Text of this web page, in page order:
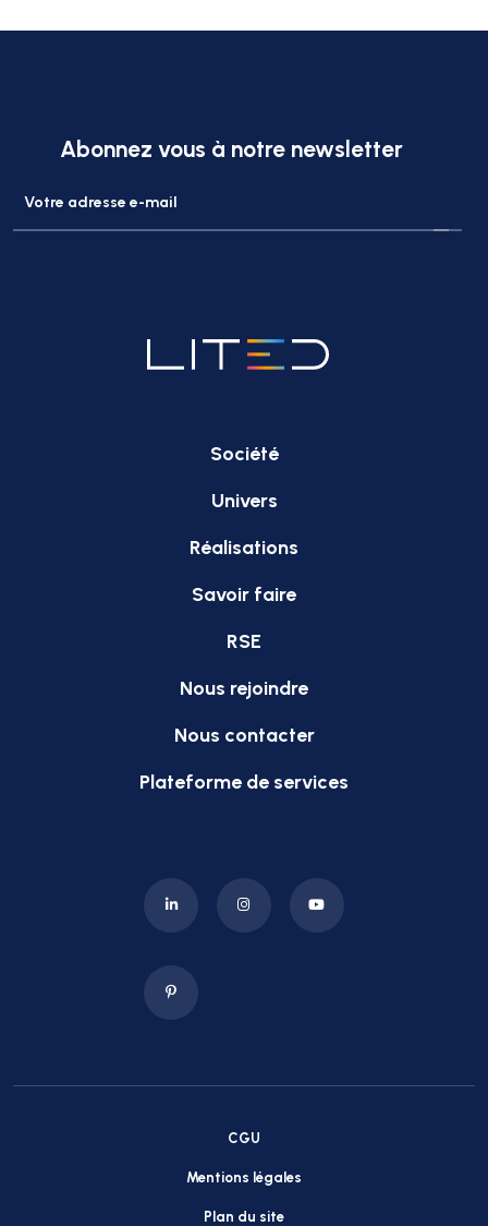
Abonnez vous à notre newsletter
Société
Univers
Réalisations
Savoir faire
RSE
Nous rejoindre
Nous contacter
Plateforme de services
CGU
Mentions légales
Plan du site